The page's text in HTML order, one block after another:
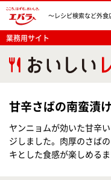
〜レシピ検索など外食
業務用サイト
甘辛さばの南蛮漬け
ヤンニョムが効いた甘辛
ジしました。肉厚のさば
キとした食感が楽しめるま